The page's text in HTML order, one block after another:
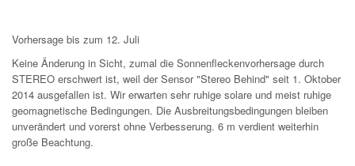
Vorhersage bis zum 12. Juli
Keine Änderung in Sicht, zumal die Sonnenfleckenvorhersage durch
STEREO erschwert ist, weil der Sensor "Stereo Behind" seit 1. Oktober
2014 ausgefallen ist. Wir erwarten sehr ruhige solare und meist ruhige
geomagnetische Bedingungen. Die Ausbreitungsbedingungen bleiben
unverändert und vorerst ohne Verbesserung. 6 m verdient weiterhin
große Beachtung.